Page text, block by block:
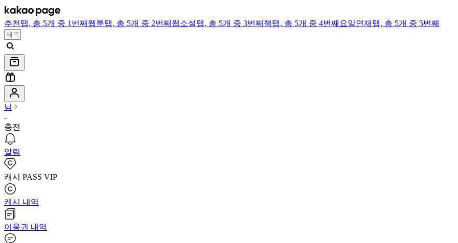
추천 탭, 총 5개 중 1번째 웹툰탭, 총 5개 중 2번째 웹소설탭, 총 5개 중 3번째 책탭, 총 5개 중 4번째 요일연재 탭, 총 5개 중 5번째
님
-
충전
알림
캐시 PASS VIP
캐시 내역
이용권 내역